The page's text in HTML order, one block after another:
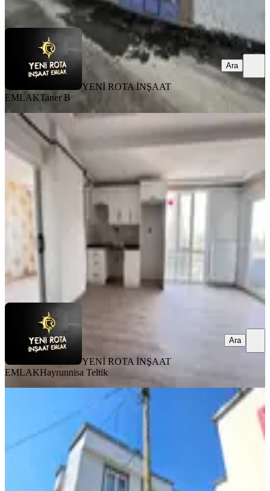
Ara
YENİ ROTA İNŞAAT
EMLAKTaner B
Ara
MANZARALI
Yeni Rota'dan Yeni Yapı Lüx 2+0
Satılık Daire
Dulkadiroğlu, Bahçeli Evler Mahallesi
2+0·80 m²·3. Kat 31.07.2026
2.850.000 ₺
YENİ ROTA İNŞAAT EMLAK
Ara
YENİ ROTA İNŞAAT
EMLAKHayrunnisa Teltik
Ara
Yeni Rota'dan Sütçü İmam
Muhtarlığı Yanında 2+1 Satılık Daire
Dulkadiroğlu, Sütçü İmam Mahallesi
2+1
90 m²·1. Kat
2.300.000 ₺